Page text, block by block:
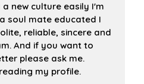
a new culture easily I'm
soul mate educated I
reliable, sincere and
And if you want to
please ask me.
my profile.